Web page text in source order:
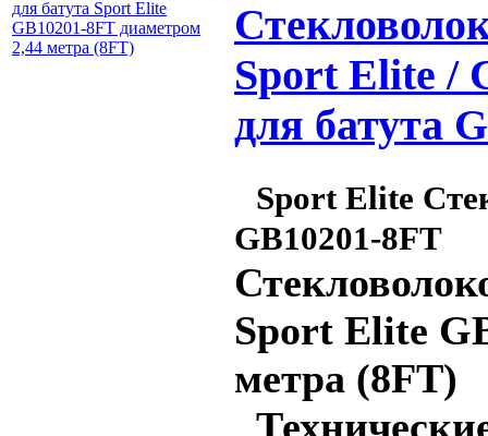
Sport Elite /
для батута
Sport Elite
GB10201-8FT
Sport Elite
метра (8FT)